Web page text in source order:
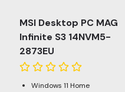
MSI Desktop PC MAG
Infinite S3 14NVM5-
2873EU
Windows 11 Home